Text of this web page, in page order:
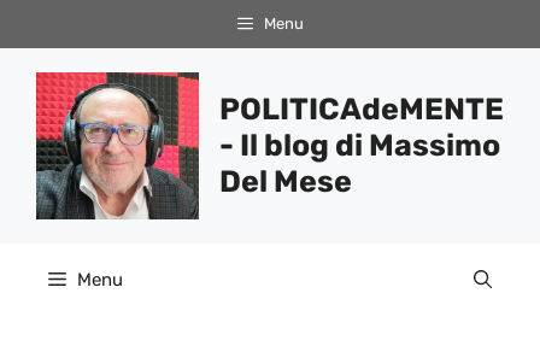
al
contenuto
Menu
POLITICAdeMENTE
- Il blog di Massimo
Del Mese
Menu